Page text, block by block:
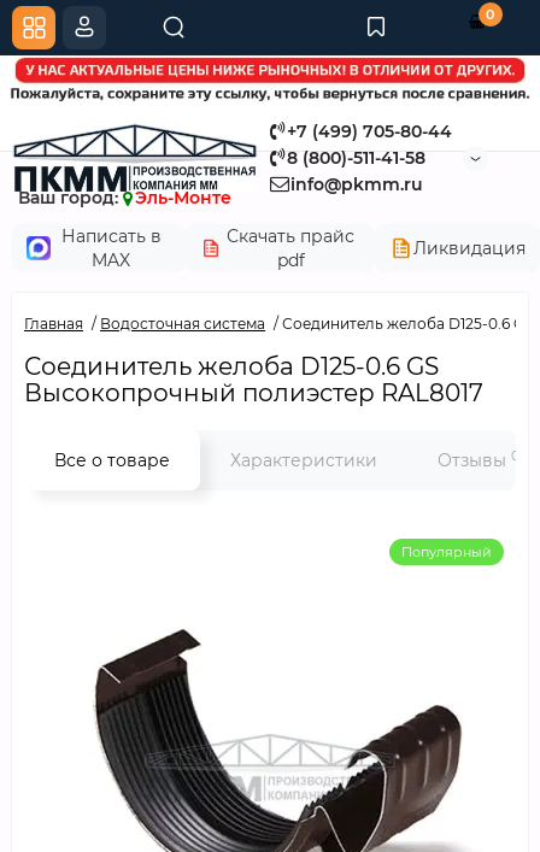
+7 (499) 705-80-44
8 (800)-511-41-58
info@pkmm.ru
Ваш город:
Эль-Монте
Написать в
MAX
Скачать прайс
pdf
Ликвидация
0
Главная Водосточная система Соединитель желоба D125-0.6
Соединитель желоба D125-0.6 GS
Высокопрочный полиэстер RAL8017
Все о товаре Характеристики Отзывы 0
Популярный